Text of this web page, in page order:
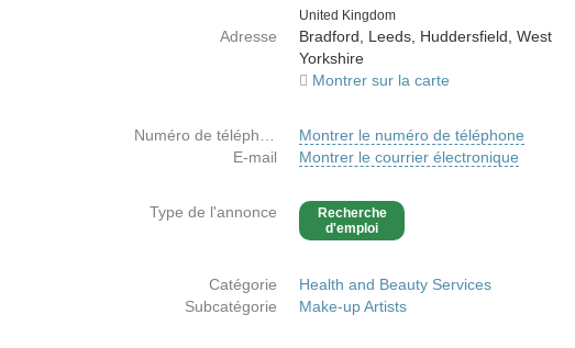
Country
United Kingdom
Adresse
Bradford, Leeds, Huddersfield, West
Yorkshire
Montrer sur la carte
Montrer le numéro de téléphone
E-mail
Montrer le courrier électronique
Type de l'annonce
Recherche
d'emploi
Catégorie
Health and Beauty Services
Subcatégorie
Make-up Artists